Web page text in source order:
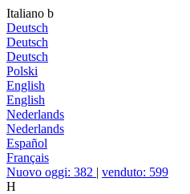
Italiano b
Deutsch
Deutsch
Deutsch
Polski
English
English
Nederlands
Nederlands
Español
Français
Nuovo oggi: 382 | venduto: 599
H